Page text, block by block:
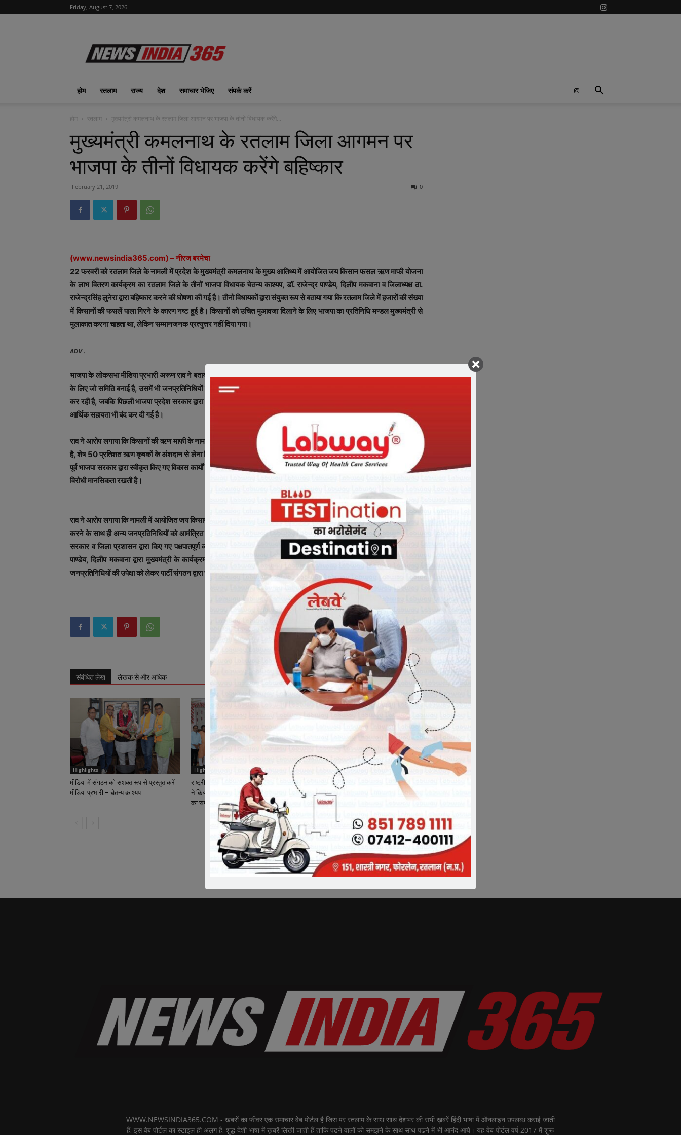
Friday, August 7, 2026
India
365
|
का
फीवर
होम रतलाम राज्य देश समाचार भेजिए संपर्क करें
होम रतलाम मुख्यमंत्री कमलनाथ के रतलाम जिला आगमन पर भाजपा के तीनों विधायक करेंगे...
मुख्यमंत्री कमलनाथ के रतलाम जिला आगमन पर
भाजपा के तीनों विधायक करेंगे बहिष्कार
February 21, 2019 0
(www.newsindia365.com) – नीरज बरमेचा
22 फरवरी को रतलाम जिले के नामली में प्रदेश के मुख्यमंत्री कमलनाथ के मुख्य आतिथ्य में आयोजित जय किसान फसल ऋण माफी योजना
के लाभ वितरण कार्यक्रम का रतलाम जिले के तीनों भाजपा विधायक चेतन्य काश्यप, डॉ. राजेन्द्र पाण्डेय, दिलीप मकवाना व जिलाध्यक्ष ठा.
राजेन्द्रसिंह लुनेरा द्वारा बहिष्कार करने की घोषणा की गई है। तीनो विधायकों द्वारा संयुक्त रूप से बताया गया कि रतलाम जिले में हजारों की संख्या
में किसानों की फसलें पाला गिरने के कारण नष्ट हुई है। किसानों को उचित मुआवजा दिलाने के लिए भाजपा का प्रतिनिधि मण्डल मुख्यमंत्री से
मुलाकात करना चाहता था, लेकिन सम्मानजनक प्रत्युत्तर नहीं दिया गया।
ADV .
भाजपा के लोकसभा मीडिया प्रभारी अरूण राव ने बताया कि रतलाम जिले में प्रशासन ने जय किसान फसल ऋण माफी योजना के क्रियान्वयन
के लिए जो समिति बनाई है, उसमें भी जनप्रतिनिधियों को स्थान नहीं दिया गया है। वास्तव में सरकार केवल किसानों की कर्ज माफी का दिखावा
कर रही है, जबकि पिछली भाजपा प्रदेश सरकार द्वारा भावान्तर योजना के अंतर्गत किसानों को 500 रूपए प्रति क्विंटल के मान से दी जा रही
आर्थिक सहायता भी बंद कर दी गई है।
राव ने आरोप लगाया कि किसानों की ऋण माफी के नाम पर सहकारी बैंकों से ऋण लेने वाले किसानों का मात्र 50 प्रतिशत ऋण माफ किया गया
है, शेष 50 प्रतिशत ऋण कृषकों के अंशदान से लेना निर्धारित किया है, जो कृषकों व सहकारी आंदोलन को कमजोर करेगा। प्रदेश सरकार ने
पूर्व भाजपा सरकार द्वारा स्वीकृत किए गए विकास कार्यों को भी बंद कर दिया है। इससे साफ होता है कि प्रदेश कांग्रेस सरकार किसान व विकास
विरोधी मानसिकता रखती है।
राव ने आरोप लगाया कि नामली में आयोजित जय किसान फसल ऋण माफी योजना के लाभ वितरण कार्यक्रम में स्थानीय विधायक की घोर उपेक्षा
करने के साथ ही अन्य जनप्रतिनिधियों को आमंत्रित करने में परम्परागत मापदण्डों का उल्लंघन किया गया। राव ने बताया कि प्रदेश कांग्रेस
सरकार व जिला प्रशासन द्वारा किए गए पक्षपातपूर्ण व्यवहार के विरोध में रतलाम जिले के तीनों भाजपा विधायक चेतन्य काश्यप, डॉ. राजेन्द्र
पाण्डेय, दिलीप मकवाना द्वारा मुख्यमंत्री के कार्यक्रम का बहिष्कार किया जाएगा। भाजपा के जिलाध्यक्ष ठा. राजेन्द्रसिंह लुनेरा ने भाजपा
जनप्रतिनिधियों की उपेक्षा को लेकर पार्टी संगठन द्वारा भी मुख्यमंत्री के कार्यक्रम के बहिष्कार की घोषणा की है।
संबंधित लेख लेखक से और अधिक
Highlights
मीडिया में संगठन को सशक्त रूप से प्रस्तुत करें
मीडिया प्रभारी – चेतन्य काश्यप
Highlights
राष्ट्रीय कार्याध्यक्ष व कैबिनेट मंत्री चेतन्य काश्यप
ने किया क्रीड़ा-भारती की अन्तर प्रान्तीय बैठक
का समापन
Breaking News
भारतीय जनता पार्टी रतलाम जिले में नई
जिम्मेदारियों का ऐलान, भाजपा मे मीडिया प्रभारी
व सहप्रभारी की नियुक्ति
WWW.NEWSINDIA365.COM - खबरों का फीवर एक समाचार वेब पोर्टल है जिस पर रतलाम के साथ साथ देशभर की सभी ख़बरें हिंदी भाषा में ऑनलाइन उपलब्ध कराई जाती
हैं, इस वेब पोर्टल का स्टाइल ही अलग है, शुद्ध देशी भाषा में ख़बरें लिखी जाती हैं ताकि पढने वालों को समझने के साथ साथ पढने में भी आनंद आये। यह वेब पोर्टल वर्ष 2017 में शुरू